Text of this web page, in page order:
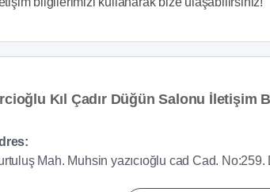
Kıl Çadır Düğün Salonu İletişim
Mah. Muhsin yazıcıoğlu cad Cad.